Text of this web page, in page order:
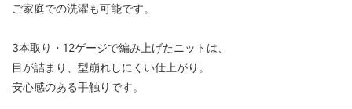
ご家庭での洗濯も可能です。
3本取り・12ゲージで編み上げたニットは、
目が詰まり、型崩れしにくい仕上がり。
安心感のある手触りです。